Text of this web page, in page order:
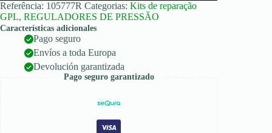
Referência: 105777R Categorias: Kits de reparação
GPL, REGULADORES DE PRESSÃO
Características adicionales
Pago seguro
Envíos a toda Europa
Devolución garantizada
Pago seguro garantizado